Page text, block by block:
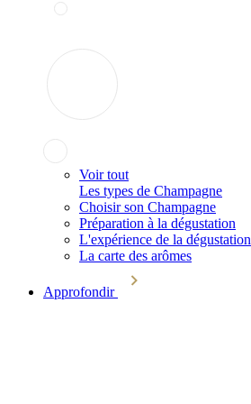
Voir tout
Les types de Champagne
Choisir son Champagne
Préparation à la dégustation
L'expérience de la dégustation
La carte des arômes
Approfondir